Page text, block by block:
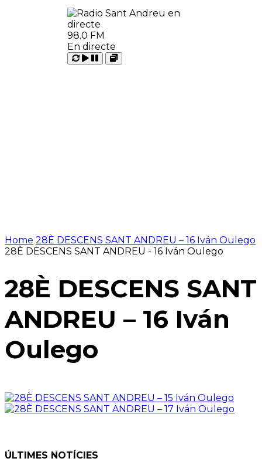
98.0 FM
En directe
Carregant
Reproduir
Pausar
Open
Home 28È DESCENS SANT ANDREU – 16 Iván Oulego
28È DESCENS SANT ANDREU - 16 Iván Oulego
28È DESCENS SANT
ANDREU – 16 Iván
Oulego
ÚLTIMES NOTÍCIES